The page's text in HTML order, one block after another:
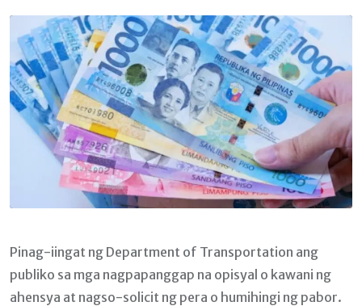
Email
Pinag-iingat ng Department of Transportation ang
publiko sa mga nagpapanggap na opisyal o kawani ng
ahensya at nagso-solicit ng pera o humihingi ng pabor.